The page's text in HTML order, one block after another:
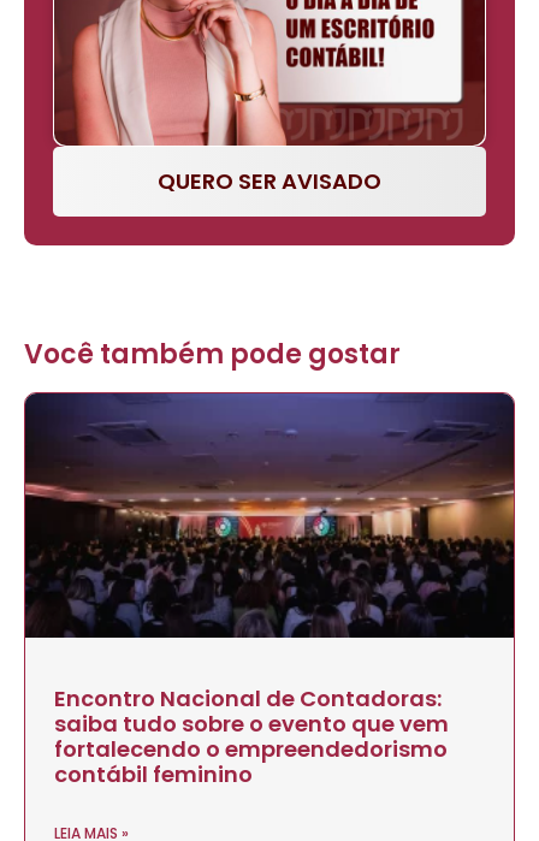
QUERO SER AVISADO
Você também pode gostar
Encontro Nacional de Contadoras:
saiba tudo sobre o evento que vem
fortalecendo o empreendedorismo
contábil feminino
LEIA MAIS »